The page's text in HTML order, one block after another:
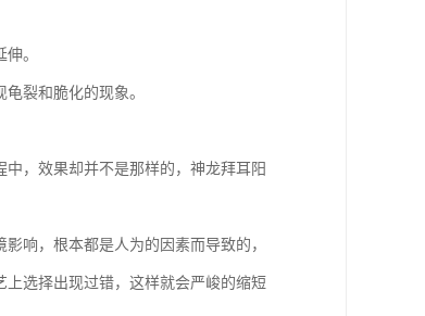
。
裂和脆化的现象。
，效果却并不是那样的，神龙拜耳阳
响，根本都是人为的因素而导致的，
选择出现过错，这样就会严峻的缩短